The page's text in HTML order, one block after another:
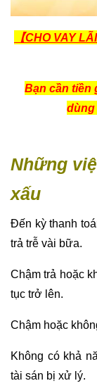
【CHO VAY
Bạn cần tiền
dùng
Những
xấu
Đến kỳ thanh
trả trễ vài bữa.
Chậm trả hoặc
tục trở lên.
Chậm hoặc
Không có khả
tài sán bị xử lý.